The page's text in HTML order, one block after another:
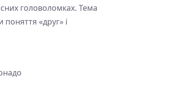
головоломках. Тема
«друг» і